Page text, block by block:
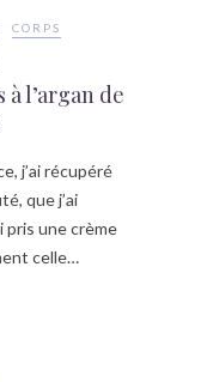
CORPS
l’argan de
j’ai récupéré
que j’ai
pris une crème
celle…